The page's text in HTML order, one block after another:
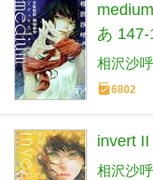
あ 147-
相沢沙呼
6802
invert
相沢沙呼